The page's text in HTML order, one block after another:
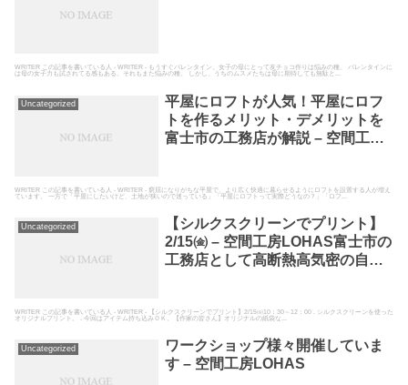
WRITER この記事を書いている人 - WRITER - もうすぐバレンタイン。女子の母にとって友チョコ作りは悩みの種。 バレンタインに
は母の女子力も試されてる感もある。それもまた悩みの種。 しかし、うちのムスメたちは母に期待しても無駄と...
Uncategorized
平屋にロフトが人気！平屋にロフ
トを作るメリット・デメリットを
富士市の工務店が解説 – 空間工房
WRITER この記事を書いている人 - WRITER - 窮屈になりがちな平屋で、より広く快適に暮らせるようにロフトを設置する人が増え
ています。 一方で「平屋にしたいけど、土地が狭いので迷っている」「平屋にロフトって実際どうなの？」「ロフ...
Uncategorized
【シルクスクリーンでプリント】
2/15㈮ – 空間工房LOHAS富士市の
工務店として高断熱高気密の自然
WRITER この記事を書いている人 - WRITER - 【シルクスクリーンでプリント】2/15㈮10：30～12：00 . シルクスクリーンを使った
オリジナルプリント。 . 今回はアイテム持ち込みＯＫ。【作家の皆さん】オリジナルの紙袋な...
Uncategorized
ワークショップ様々開催していま
す – 空間工房LOHAS